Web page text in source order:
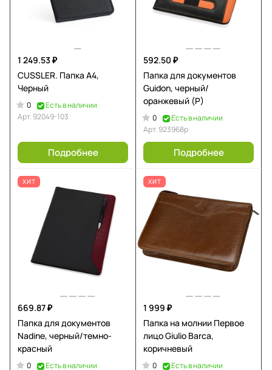
1 249.53 ₽
CUSSLER. Папка A4,
Черный
0
Есть в наличии
Арт. 92049-103
Подробнее
592.50 ₽
Папка для документов
Guidon, черный/
оранжевый (Р)
0
Есть в наличии
Арт. 923968p
Подробнее
ХИТ
669.87 ₽
Папка для документов
Nadine, черный/темно-
красный
0
Есть в наличии
ХИТ
1 999 ₽
Папка на молнии Первое
лицо Giulio Barсa,
коричневый
0
Есть в наличии